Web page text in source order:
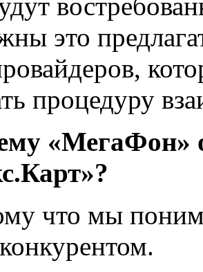
это
процедуру
«МегаФон»
что мы